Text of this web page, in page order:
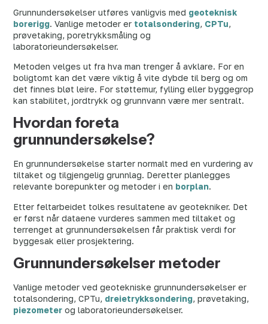
Grunnundersøkelser utføres vanligvis med geoteknisk
borerigg. Vanlige metoder er totalsondering, CPTu,
prøvetaking, poretrykksmåling og
laboratorieundersøkelser.
Metoden velges ut fra hva man trenger å avklare. For en
boligtomt kan det være viktig å vite dybde til berg og om
det finnes bløt leire. For støttemur, fylling eller byggegrop
kan stabilitet, jordtrykk og grunnvann være mer sentralt.
Hvordan foreta
grunnundersøkelse?
En grunnundersøkelse starter normalt med en vurdering av
tiltaket og tilgjengelig grunnlag. Deretter planlegges
relevante borepunkter og metoder i en borplan.
Etter feltarbeidet tolkes resultatene av geotekniker. Det
er først når dataene vurderes sammen med tiltaket og
terrenget at grunnundersøkelsen får praktisk verdi for
byggesak eller prosjektering.
Grunnundersøkelser metoder
Vanlige metoder ved geotekniske grunnundersøkelser er
totalsondering, CPTu, dreietrykksondering, prøvetaking,
piezometer og laboratorieundersøkelser.